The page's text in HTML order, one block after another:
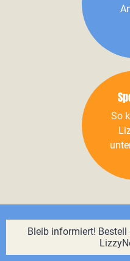
So
Bleib informiert! Bestell